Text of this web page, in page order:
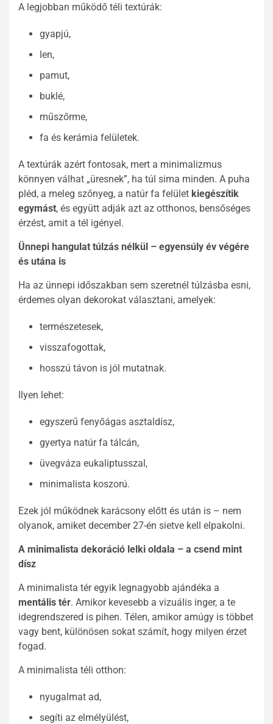
A legjobban működő téli textúrák:
gyapjú,
len,
pamut,
buklé,
műszőrme,
fa és kerámia felületek.
A textúrák azért fontosak, mert a minimalizmus
könnyen válhat „üresnek”, ha túl sima minden. A puha
pléd, a meleg szőnyeg, a natúr fa felület kiegészítik
egymást, és együtt adják azt az otthonos, bensőséges
érzést, amit a tél igényel.
Ünnepi hangulat túlzás nélkül – egyensúly év végére
és utána is
Ha az ünnepi időszakban sem szeretnél túlzásba esni,
érdemes olyan dekorokat választani, amelyek:
természetesek,
visszafogottak,
hosszú távon is jól mutatnak.
Ilyen lehet:
egyszerű fenyőágas asztaldísz,
gyertya natúr fa tálcán,
üvegváza eukaliptusszal,
minimalista koszorú.
Ezek jól működnek karácsony előtt és után is – nem
olyanok, amiket december 27-én sietve kell elpakolni.
A minimalista dekoráció lelki oldala – a csend mint
dísz
A minimalista tér egyik legnagyobb ajándéka a
mentális tér. Amikor kevesebb a vizuális inger, a te
idegrendszered is pihen. Télen, amikor amúgy is többet
vagy bent, különösen sokat számít, hogy milyen érzet
fogad.
A minimalista téli otthon:
nyugalmat ad,
segíti az elmélyülést,